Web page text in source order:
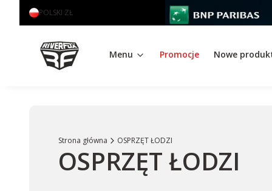
POLSKI ZŁ
Menu Promocje Nowe
Strona główna OSPRZĘT ŁODZI
OSPRZĘT ŁODZI